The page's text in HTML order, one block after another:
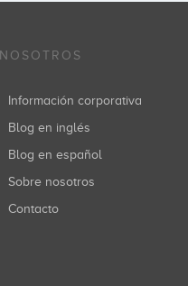
NOSOTROS
Información corporativa
Blog en inglés
Blog en español
Sobre nosotros
Contacto